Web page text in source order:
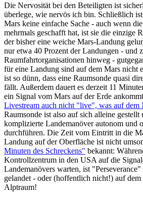
Die Nervosität bei den Beteiligten ist
überlege, wie nervös ich bin. Schließlich
Mars keine einfache Sache - auch wenn
mehrmals geschafft hat, ist sie die einzige
der bisher eine weiche Mars-Landung
nur etwa 40 Prozent der Landungen - und
Raumfahrtorganisationen hinweg -
für eine Landung sind auf dem Mars nicht
ist so dünn, dass eine Raumsonde quasi
fällt. Außerdem dauert es derzeit 11
ein Signal vom Mars auf der Erde
Livestream auch nicht "live", was auf dem
Raumsonde ist also auf sich alleine gestellt
komplizierte Landemanöver autonom und
durchführen. Die Zeit vom Eintritt in die
Landung auf der Oberfläche ist nicht
Minuten des Schreckens" bekannt:
Kontrollzentrum in den USA auf die
Landemanövers warten, ist
gelandet - oder (hoffentlich nicht!) auf
Alptraum!